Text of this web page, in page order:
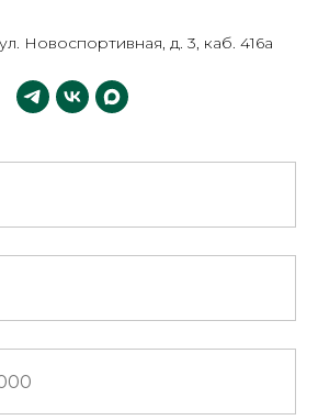
Новоспортивная, д. 3, каб. 416а